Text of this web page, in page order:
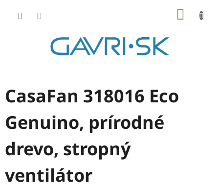
CasaFan 318016 Eco
Genuino, prírodné
drevo, stropný
ventilátor